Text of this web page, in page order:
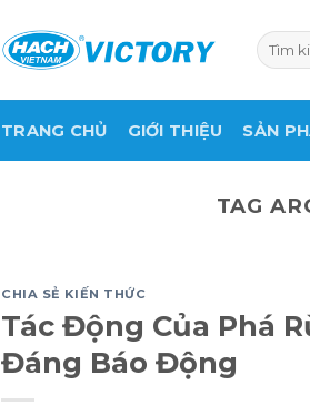
Tìm
kiếm:
TRANG CHỦ GIỚI THIỆU SẢN
TAG
CHIA SẺ KIẾN THỨC
Tác Động Của Phá
Đáng Báo Động